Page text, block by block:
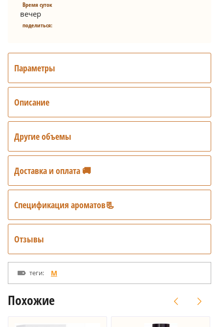
Время суток
вечер
поделиться:
Параметры
Описание
Другие объемы
Доставка и оплата 🚚
Спецификация ароматов📃
Отзывы
теги: M
Похожие